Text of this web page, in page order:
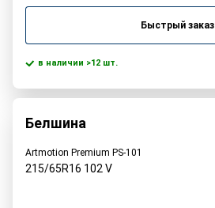
Быстрый заказ
в наличии >12 шт.
Белшина
Artmotion Premium PS-101
215/65R16 102 V